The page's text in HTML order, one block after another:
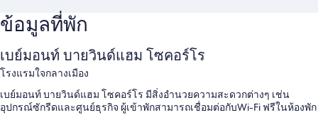
ข้อมูลที่พัก
เบย์มอนท์ บายวินด์แฮม โซคอร์โร
โรงแรมใจกลางเมือง
เบย์มอนท์ บายวินด์แฮม โซคอร์โร มีสิ่งอำนวยความสะดวกต่างๆ เช่น
อุปกรณ์ซักรีดและศูนย์ธุรกิจ ผู้เข้าพักสามารถเชื่อมต่อกับWi-Fi ฟรีในห้องพัก